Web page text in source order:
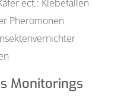
ect.: Klebefallen
Pheromonen
Monitorings